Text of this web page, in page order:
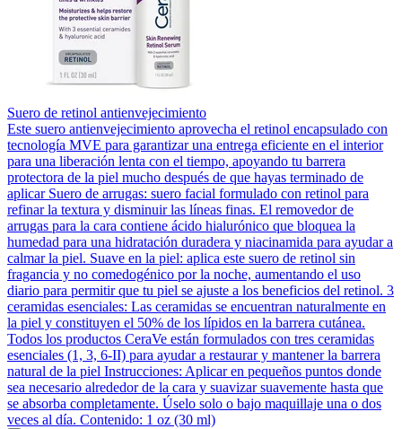
Suero de retinol antienvejecimiento
Este suero antienvejecimiento aprovecha el retinol encapsulado con
tecnología MVE para garantizar una entrega eficiente en el interior
para una liberación lenta con el tiempo, apoyando tu barrera
protectora de la piel mucho después de que hayas terminado de
aplicar Suero de arrugas: suero facial formulado con retinol para
refinar la textura y disminuir las líneas finas. El removedor de
arrugas para la cara contiene ácido hialurónico que bloquea la
humedad para una hidratación duradera y niacinamida para ayudar a
calmar la piel. Suave en la piel: aplica este suero de retinol sin
fragancia y no comedogénico por la noche, aumentando el uso
diario para permitir que tu piel se ajuste a los beneficios del retinol. 3
ceramidas esenciales: Las ceramidas se encuentran naturalmente en
la piel y constituyen el 50% de los lípidos en la barrera cutánea.
Todos los productos CeraVe están formulados con tres ceramidas
esenciales (1, 3, 6-II) para ayudar a restaurar y mantener la barrera
natural de la piel Instrucciones: Aplicar en pequeños puntos donde
sea necesario alrededor de la cara y suavizar suavemente hasta que
se absorba completamente. Úselo solo o bajo maquillaje una o dos
veces al día. Contenido: 1 oz (30 ml)